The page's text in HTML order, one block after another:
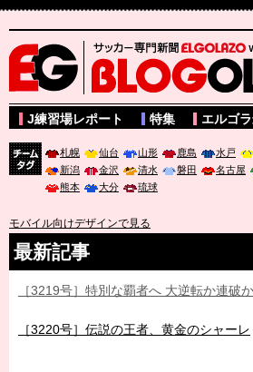
サッカー専門新聞ELGOLAZO web版 BLOGOLA
J練習場レポート 特集 エルゴ
札幌 仙台 山形 鹿島 水戸
新潟
金沢 清水 磐田 名古屋
熊本
大分 琉球
モバイル向けデザインで見る
最新記事
［3219号］特別な覇者へ 大逆転か連破か
［3220号］伝説の王者、黄金のシャーレ